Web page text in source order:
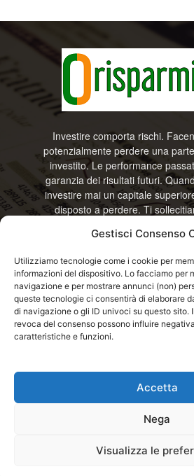
Gestisci Consenso
Utilizziamo tecnologie come i cookie per
informazioni del dispositivo. Lo facciamo per
navigazione e per mostrare annunci (non)
queste tecnologie ci consentirà di elaborare
di navigazione o gli ID univoci su questo sito.
revoca del consenso possono influire
caratteristiche e funzioni.
Accetta
Nega
Visualizza le
Investire comporta rischi.
potenzialmente perdere una
investito. Le performance
garanzia dei risultati futuri.
investire mai un capitale
disposto a perdere. Ti
RisparmiOggi non offre alcun
e non si assume la responsabilità
informazioni riportate.
a usare questo sito o ogni
questo sito, dichiari di accettare
previste. ©
Contattaci:
Disclaimer / Avviso sui rischi
questo sito si accettano le condizioni